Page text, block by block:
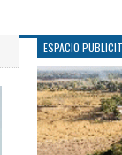
CULTURA
GENERAL
ESPACIO